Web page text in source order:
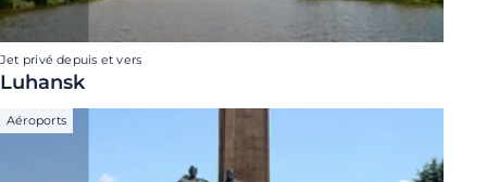
Jet privé depuis et vers
Luhansk
Aéroports